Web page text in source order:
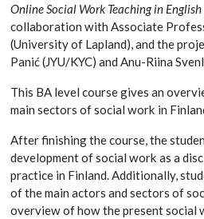
Online Social Work Teaching in English
collaboration with Associate
(University of Lapland), and the
Panić (JYU/KYC) and Anu-Riina
This BA level course gives an
main sectors of social work in
After finishing the course, the
development of social work as a
practice in Finland. Additionally,
of the main actors and sectors of
overview of how the present social